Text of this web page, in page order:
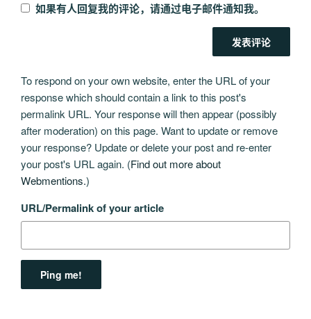
如果有人回复我的评论，请通过电子邮件通知我。
To respond on your own website, enter the URL of your
response which should contain a link to this post's
permalink URL. Your response will then appear (possibly
after moderation) on this page. Want to update or remove
your response? Update or delete your post and re-enter
your post's URL again. (Find out more about
Webmentions.)
URL/Permalink of your article